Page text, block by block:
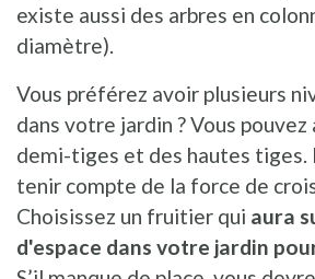
existe aussi des arbres en
diamètre).
Vous préférez avoir plusieurs
dans votre jardin ? Vous
demi-tiges et des hautes tiges.
tenir compte de la force de
Choisissez un fruitier qui aura
d'espace dans votre jardin